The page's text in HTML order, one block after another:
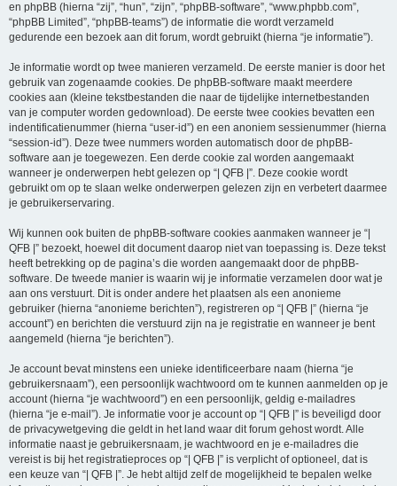
en phpBB (hierna “zij”, “hun”, “zijn”, “phpBB-software”, “www.phpbb.com”,
“phpBB Limited”, “phpBB-teams”) de informatie die wordt verzameld
gedurende een bezoek aan dit forum, wordt gebruikt (hierna “je informatie”).
Je informatie wordt op twee manieren verzameld. De eerste manier is door het
gebruik van zogenaamde cookies. De phpBB-software maakt meerdere
cookies aan (kleine tekstbestanden die naar de tijdelijke internetbestanden
van je computer worden gedownload). De eerste twee cookies bevatten een
indentificatienummer (hierna “user-id”) en een anoniem sessienummer (hierna
“session-id”). Deze twee nummers worden automatisch door de phpBB-
software aan je toegewezen. Een derde cookie zal worden aangemaakt
wanneer je onderwerpen hebt gelezen op “| QFB |”. Deze cookie wordt
gebruikt om op te slaan welke onderwerpen gelezen zijn en verbetert daarmee
je gebruikerservaring.
Wij kunnen ook buiten de phpBB-software cookies aanmaken wanneer je “|
QFB |” bezoekt, hoewel dit document daarop niet van toepassing is. Deze tekst
heeft betrekking op de pagina’s die worden aangemaakt door de phpBB-
software. De tweede manier is waarin wij je informatie verzamelen door wat je
aan ons verstuurt. Dit is onder andere het plaatsen als een anonieme
gebruiker (hierna “anonieme berichten”), registreren op “| QFB |” (hierna “je
account”) en berichten die verstuurd zijn na je registratie en wanneer je bent
aangemeld (hierna “je berichten”).
Je account bevat minstens een unieke identificeerbare naam (hierna “je
gebruikersnaam”), een persoonlijk wachtwoord om te kunnen aanmelden op je
account (hierna “je wachtwoord”) en een persoonlijk, geldig e-mailadres
(hierna “je e-mail”). Je informatie voor je account op “| QFB |” is beveiligd door
de privacywetgeving die geldt in het land waar dit forum gehost wordt. Alle
informatie naast je gebruikersnaam, je wachtwoord en je e-mailadres die
vereist is bij het registratieproces op “| QFB |” is verplicht of optioneel, dat is
een keuze van “| QFB |”. Je hebt altijd zelf de mogelijkheid te bepalen welke